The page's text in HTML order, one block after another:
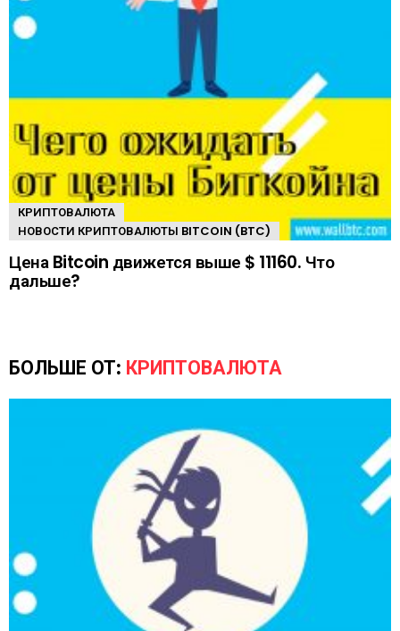
КРИПТОВАЛЮТА
НОВОСТИ КРИПТОВАЛЮТЫ BITCOIN (BTC)
Цена Bitcoin движется выше $ 11160. Что
дальше?
БОЛЬШЕ ОТ: КРИПТОВАЛЮТА